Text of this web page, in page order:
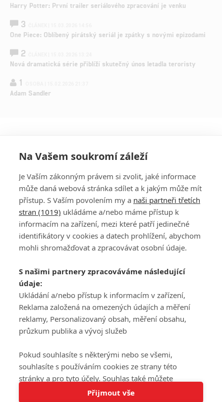
Tato stránka používá soubory cookies.
Harry Potter: První trailer seriálového zpracování je venku
3
One Piece: Oblíbený pirátský seriál je zpátky s novými epizodami
2
Nová dramatická série přiblíží skutečný únos letadla teroristy
1
Adam Sandler
PŘIHLÁSIT
REGISTROVAT
DISKUZE
Šéfredaktorkou webu jePetr Slavík, e-mailserialy@fandimefilmu.cz
Máte-li zájem o inzerci na našem webu napište nám na e-mail
studio@koncal.com
Ochrana osobních údajů|Zásady používání cookies |Pravidla webu
Upravit nastavení soukromí
© 2016 – 2026 FandimeSerialum.cz / All rights reserved /
Na Vašem soukromí záleží
Je Vaším zákonným právem si zvolit, jaké informace
může daná webová stránka sdílet a k jakým může mít
přístup. S Vaším povolením my a naši partneři třetích
stran (1019) ukládáme a/nebo máme přístup k
informacím na zařízení, mezi které patří jedinečné
identifikátory v cookies a datech prohlížení, abychom
mohli shromažďovat a zpracovávat osobní údaje.
S našimi partnery zpracováváme následující
údaje:
Ukládání a/nebo přístup k informacím v zařízení,
Reklama založená na omezených údajích a měření
reklamy, Personalizovaný obsah, měření obsahu,
průzkum publika a vývoj služeb
Pokud souhlasíte s některými nebo se všemi,
souhlasíte s používáním cookies ze strany této
stránky a pro tyto účely. Souhlas také můžete
odmítnout, ale v takovém případě vám na stránce
Přijmout vše